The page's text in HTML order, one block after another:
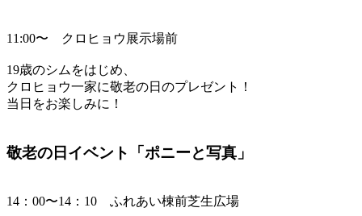
11:00〜 クロヒョウ展示場前
19歳のシムをはじめ、
クロヒョウ一家に敬老の日のプレゼント！
当日をお楽しみに！
敬老の日イベント「ポニーと写真」
14：00〜14：10 ふれあい棟前芝生広場